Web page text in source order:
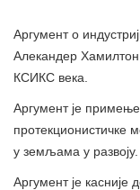
Аргумент о
Алекандер
КСИКС века.
Аргумент је
протекционистичке
у земљама у развоју.
Аргумент је касније